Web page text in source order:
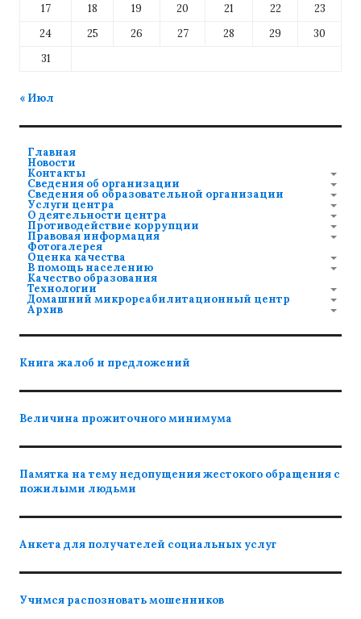
17
18 19 20 21 22
23
24
25 26 27 28 29
30
31
« Июл
Главная
Новости
Контакты
Сведения об организации
Сведения об образовательной организации
Услуги центра
О деятельности центра
Противодействие коррупции
Правовая информация
Фотогалерея
Оценка качества
В помощь населению
Качество образования
Технологии
Домашний микрореабилитационный центр
Архив
Книга жалоб и предложений
Величина прожиточного минимума
Памятка на тему недопущения жестокого обращения с
пожилыми людьми
Анкета для получателей социальных услуг
Учимся распозновать мошенников